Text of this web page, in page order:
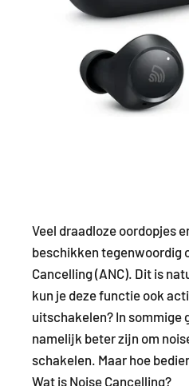
Veel draadloze oordopjes
beschikken tegenwoordig
Cancelling (ANC). Dit is
kun je deze functie ook
uitschakelen? In sommige
namelijk beter zijn om
schakelen. Maar hoe
Wat is Noise Cancelling?